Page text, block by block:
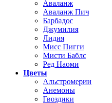
Аваланж
Аваланж Пич
Барбадос
Джумилия
Лидия
Мисс Пигги
Мисти Баблс
Ред Наоми
Цветы
Альстромерии
Анемоны
Гвоздики